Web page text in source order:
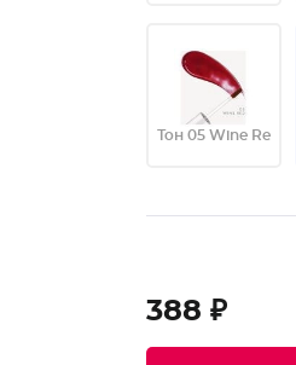
Тон 05 Wine Re
388 ₽